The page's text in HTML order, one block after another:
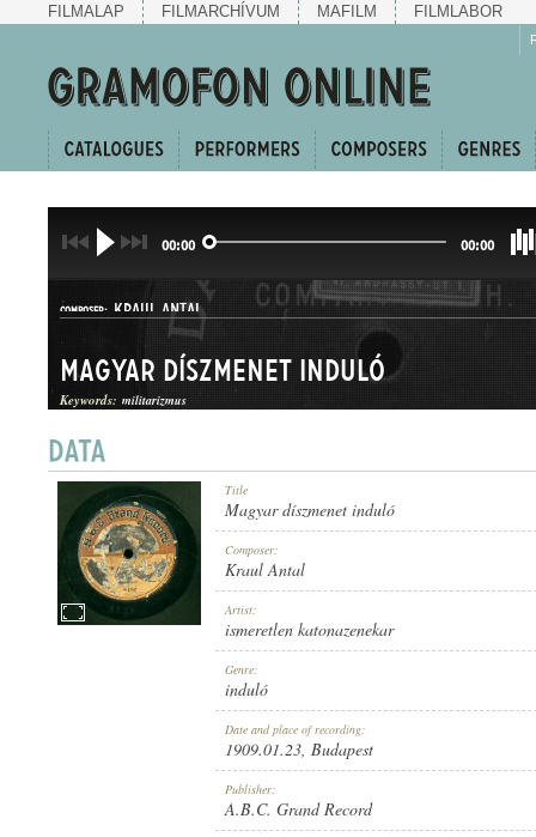
FILMALAP FILMARCHÍVUM MAFILM FILMLABOR
00:00 00:00
COMPOSER: KRAUL ANTAL
INDULÓ
Magyar díszmenet induló
Keywords: militarizmus
Title
Magyar díszmenet induló
Composer:
Kraul Antal
Artist:
ismeretlen katonazenekar
Genre:
induló
Date and place of recording:
1909.01.23, Budapest
Publisher:
A.B.C. Grand Record